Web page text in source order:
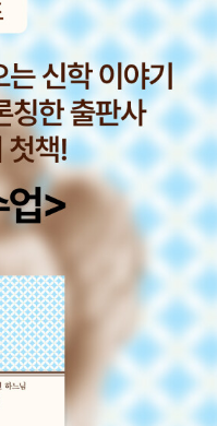
》, 《이오덕 마음 읽기》를